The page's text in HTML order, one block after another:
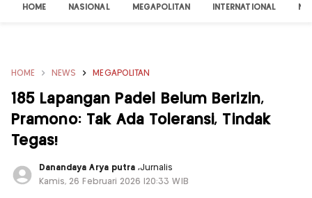
HOME NASIONAL MEGAPOLITAN INTERNATIONAL
HOME NEWS MEGAPOLITAN
185 Lapangan Padel Belum Berizin,
Pramono: Tak Ada Toleransi, Tindak
Tegas!
Danandaya Arya putra,Jurnalis
Kamis, 26 Februari 2026 |20:33 WIB